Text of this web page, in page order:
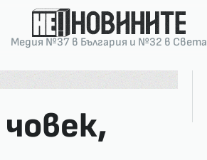
Медия №37 в България и №32 в Света